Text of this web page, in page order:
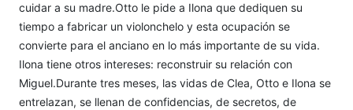
cuidar a su madre.Otto le pide a Ilona que dediquen su
tiempo a fabricar un violonchelo y esta ocupación se
convierte para el anciano en lo más importante de su vida.
Ilona tiene otros intereses: reconstruir su relación con
Miguel.Durante tres meses, las vidas de Clea, Otto e Ilona se
entrelazan, se llenan de confidencias, de secretos, de